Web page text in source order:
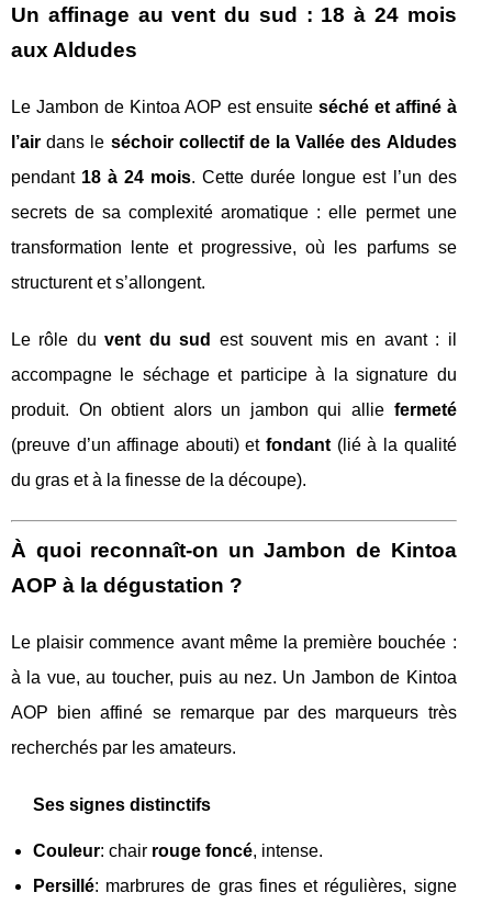
Un affinage au vent du sud : 18 à 24 mois
aux Aldudes
Le Jambon de Kintoa AOP est ensuite séché et affiné à
l’air dans le séchoir collectif de la Vallée des Aldudes
pendant 18 à 24 mois. Cette durée longue est l’un des
secrets de sa complexité aromatique : elle permet une
transformation lente et progressive, où les parfums se
structurent et s’allongent.
Le rôle duvent du sud
est souvent mis en avant : il
accompagne le séchage et participe à la signature du
produit. On obtient alors un jambon qui allie fermeté
(preuve d’un affinage abouti) etfondant (lié à la qualité
du gras et à la finesse de la découpe).
À quoi reconnaît-on un Jambon de Kintoa
AOP à la dégustation ?
Le plaisir commence avant même la première bouchée :
à la vue, au toucher, puis au nez. Un Jambon de Kintoa
AOP bien affiné se remarque par des marqueurs très
recherchés par les amateurs.
Ses signes distinctifs
Couleur: chair rouge foncé, intense.
Persillé: marbrures de gras fines et régulières, signe